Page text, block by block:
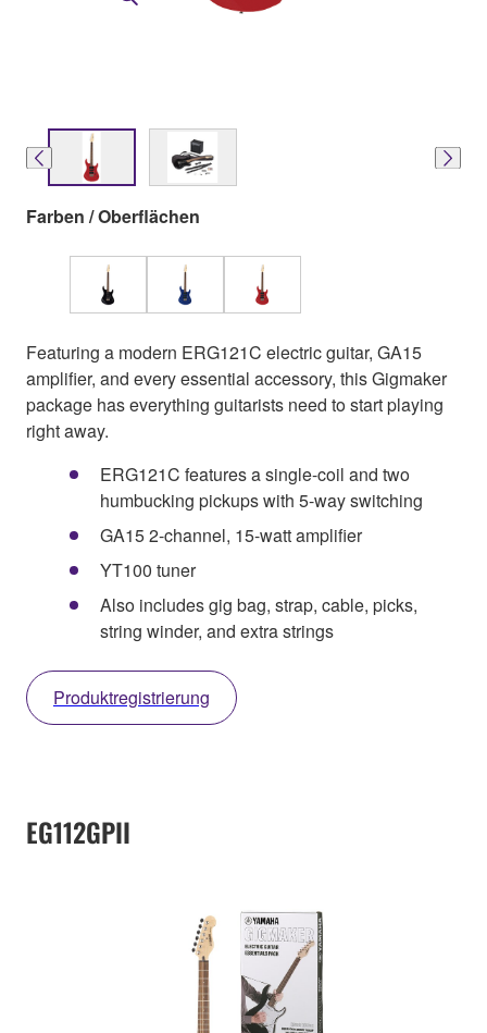
Farben / Oberflächen
Featuring a modern ERG121C electric guitar, GA15
amplifier, and every essential accessory, this Gigmaker
package has everything guitarists need to start playing
right away.
ERG121C features a single-coil and two
humbucking pickups with 5-way switching
GA15 2-channel, 15-watt amplifier
YT100 tuner
Also includes gig bag, strap, cable, picks,
string winder, and extra strings
Produktregistrierung
EG112GPII